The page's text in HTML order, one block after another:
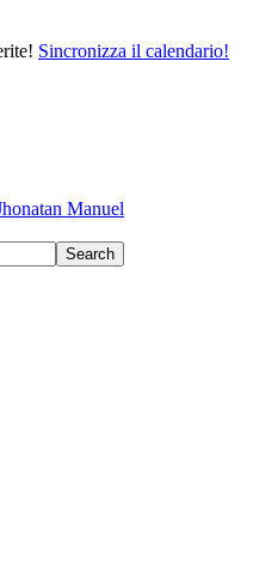
Sincronizza il calendario!
Manuel